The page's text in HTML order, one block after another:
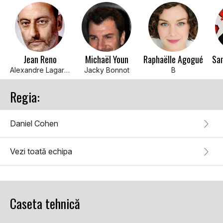
Jean Reno
Alexandre Lagarde
Michaël Youn
Jacky Bonnot
Raphaëlle Agogué
B
Regia:
Daniel Cohen
Vezi toată echipa
Caseta tehnică